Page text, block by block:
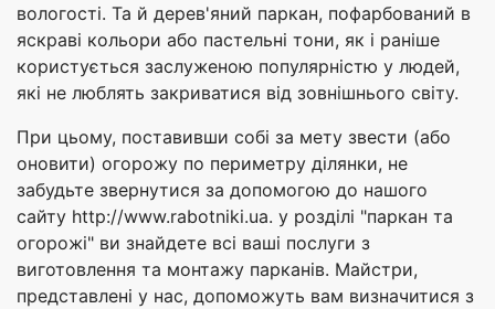
вологості. Та й дерев'яний паркан, пофарбований в
яскраві кольори або пастельні тони, як і раніше
користується заслуженою популярністю у людей,
які не люблять закриватися від зовнішнього світу.
При цьому, поставивши собі за мету звести (або
оновити) огорожу по периметру ділянки, не
забудьте звернутися за допомогою до нашого
сайту http://www.rabotniki.ua. у розділі "паркан та
огорожі" ви знайдете всі ваші послуги з
виготовлення та монтажу парканів. Майстри,
представлені у нас, допоможуть вам визначитися з